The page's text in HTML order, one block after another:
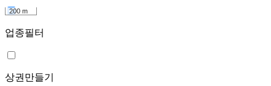
200 m
업종필터
상권만들기